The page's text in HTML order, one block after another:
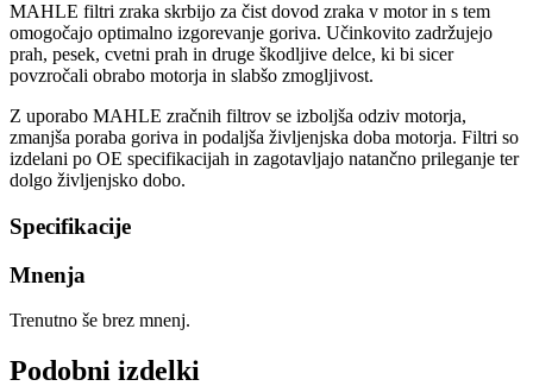
MAHLE filtri zraka skrbijo za čist dovod zraka v motor in s tem
omogočajo optimalno izgorevanje goriva. Učinkovito zadržujejo
prah, pesek, cvetni prah in druge škodljive delce, ki bi sicer
povzročali obrabo motorja in slabšo zmogljivost.
Z uporabo MAHLE zračnih filtrov se izboljša odziv motorja,
zmanjša poraba goriva in podaljša življenjska doba motorja. Filtri so
izdelani po OE specifikacijah in zagotavljajo natančno prileganje ter
dolgo življenjsko dobo.
Specifikacije
Mnenja
Trenutno še brez mnenj.
Podobni izdelki